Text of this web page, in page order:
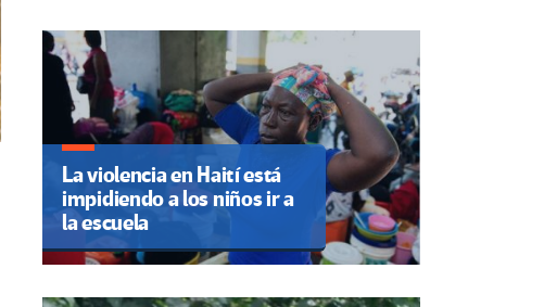
La violencia en Haití está
impidiendo a los niños ir a
la escuela